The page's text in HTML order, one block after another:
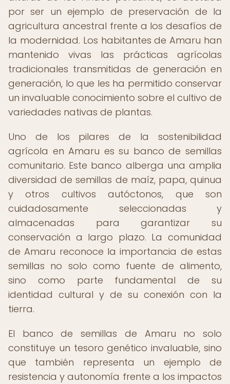
por ser un ejemplo de preservación de la
agricultura ancestral frente a los desafíos de
la modernidad. Los habitantes de Amaru han
mantenido vivas las prácticas agrícolas
tradicionales transmitidas de generación en
generación, lo que les ha permitido conservar
un invaluable conocimiento sobre el cultivo de
variedades nativas de plantas.
Uno de los pilares de la sostenibilidad
agrícola en Amaru es su banco de semillas
comunitario. Este banco alberga una amplia
diversidad de semillas de maíz, papa, quinua
y otros cultivos autóctonos, que son
cuidadosamente seleccionadas y
almacenadas para garantizar su
conservación a largo plazo. La comunidad
de Amaru reconoce la importancia de estas
semillas no solo como fuente de alimento,
sino como parte fundamental de su
identidad cultural y de su conexión con la
tierra.
El banco de semillas de Amaru no solo
constituye un tesoro genético invaluable, sino
que también representa un ejemplo de
resistencia y autonomía frente a los impactos